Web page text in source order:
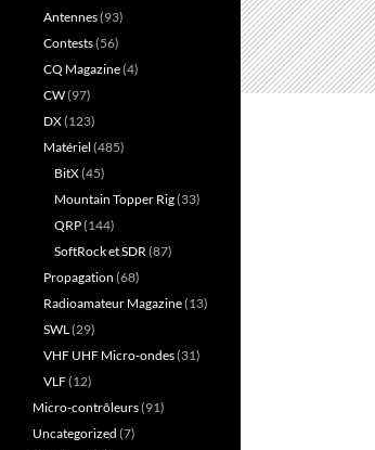
Antennes(93)
Contests(56)
CQ Magazine(4)
CW(97)
DX(123)
Matériel (485)
BitX(45)
Mountain Topper Rig(33)
QRP(144)
SoftRock et SDR(87)
Propagation (68)
Radioamateur Magazine(13)
SWL(29)
VHF UHF Micro-ondes(31)
VLF(12)
Micro-contrôleurs(91)
Uncategorized (7)